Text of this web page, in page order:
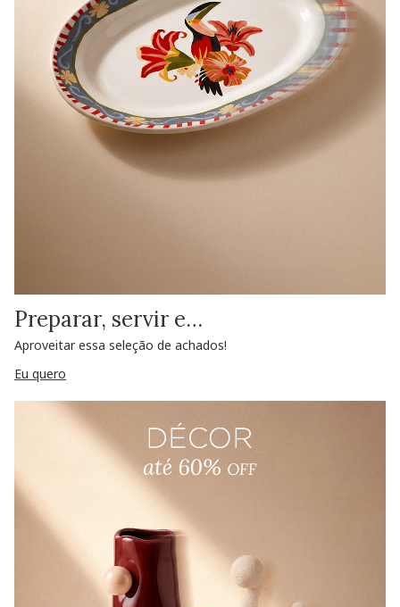
Preparar, servir e…
Aproveitar essa seleção de achados!
Eu quero